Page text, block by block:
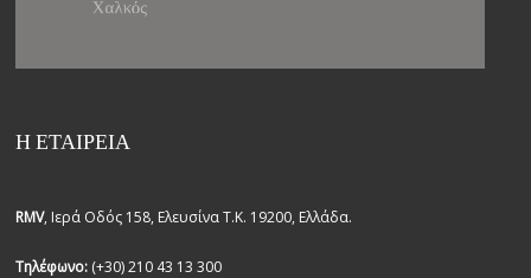
Η ΕΤΑΙΡΕΙΑ
RMV, Ιερά Οδός 158, Ελευσίνα Τ.Κ. 19200, Ελλάδα.
Τηλέφωνο: (+30) 210 43 13 300